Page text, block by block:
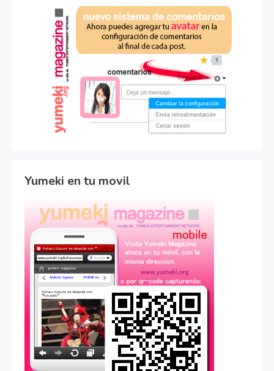
Yumeki en tu movil